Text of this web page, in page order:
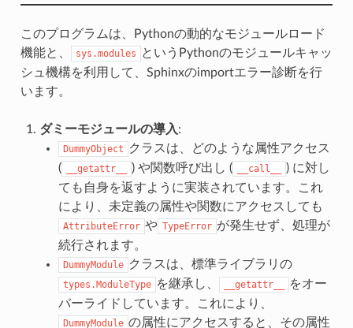
このプログラムは、Pythonの動的なモジュールロード
機能と、
sys.modules
というPythonのモジュールキャッ
シュ機構を利用して、Sphinxのimportエラー診断を行
います。
ダミーモジュールの導入:
DummyObject
クラスは、どのような属性アクセス
(
__getattr__ ) や関数呼び出し ( __call__
) に対し
ても自身を返すように実装されています。これ
により、未定義の属性や関数にアクセスしても
AttributeError や TypeError が発生せず、処理が
続行されます。
DummyModule クラスは、標準ライブラリの
types.ModuleType を継承し、 __getattr__
をオー
バーライドしています。これにより、
DummyModule の属性にアクセスすると、その属性